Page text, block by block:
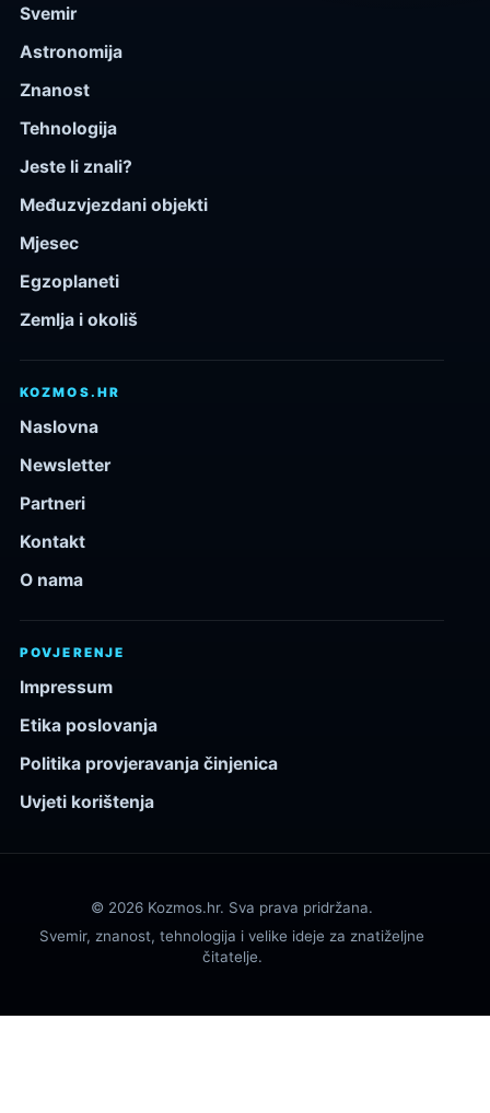
Svemir
Astronomija
Znanost
Tehnologija
Jeste li znali?
Međuzvjezdani objekti
Mjesec
Egzoplaneti
Zemlja i okoliš
KOZMOS.HR
Naslovna
Newsletter
Partneri
Kontakt
O nama
POVJERENJE
Impressum
Etika poslovanja
Politika provjeravanja činjenica
Uvjeti korištenja
© 2026 Kozmos.hr. Sva prava pridržana.
Svemir, znanost, tehnologija i velike ideje za znatiželjne
čitatelje.